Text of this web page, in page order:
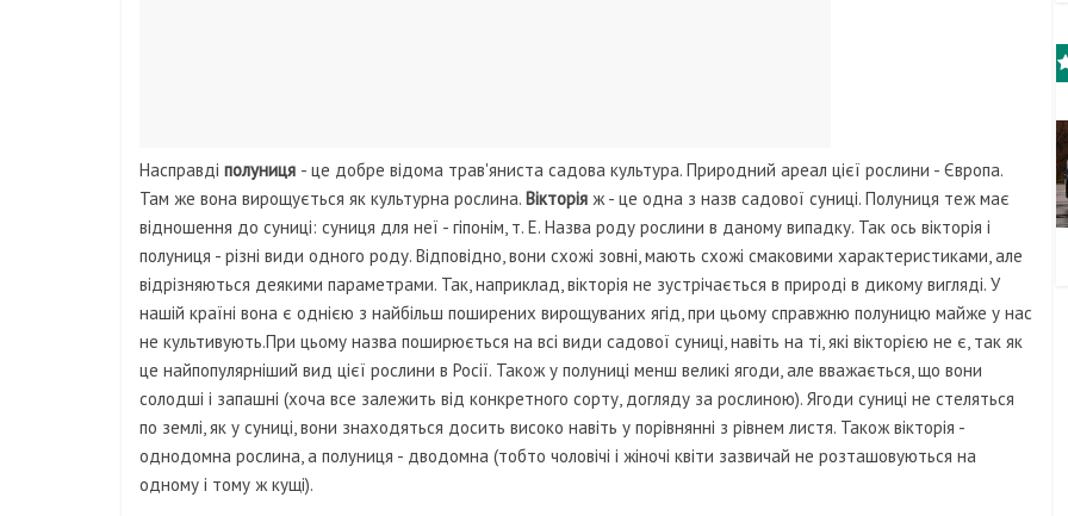
Насправді полуниця - це добре відома трав'яниста садова культура. Природний ареал цієї рослини - Європа.
Там же вона вирощується як культурна рослина. Вікторія ж - це одна з назв садової суниці. Полуниця теж має
відношення до суниці: суниця для неї - гіпонім, т. Е. Назва роду рослини в даному випадку. Так ось вікторія і
полуниця - різні види одного роду. Відповідно, вони схожі зовні, мають схожі смаковими характеристиками, але
відрізняються деякими параметрами. Так, наприклад, вікторія не зустрічається в природі в дикому вигляді. У
нашій країні вона є однією з найбільш поширених вирощуваних ягід, при цьому справжню полуницю майже у нас
не культивують.При цьому назва поширюється на всі види садової суниці, навіть на ті, які вікторією не є, так як
це найпопулярніший вид цієї рослини в Росії. Також у полуниці менш великі ягоди, але вважається, що вони
солодші і запашні (хоча все залежить від конкретного сорту, догляду за рослиною). Ягоди суниці не стеляться
по землі, як у суниці, вони знаходяться досить високо навіть у порівнянні з рівнем листя. Також вікторія -
однодомна рослина, а полуниця - дводомна (тобто чоловічі і жіночі квіти зазвичай не розташовуються на
одному і тому ж кущі).